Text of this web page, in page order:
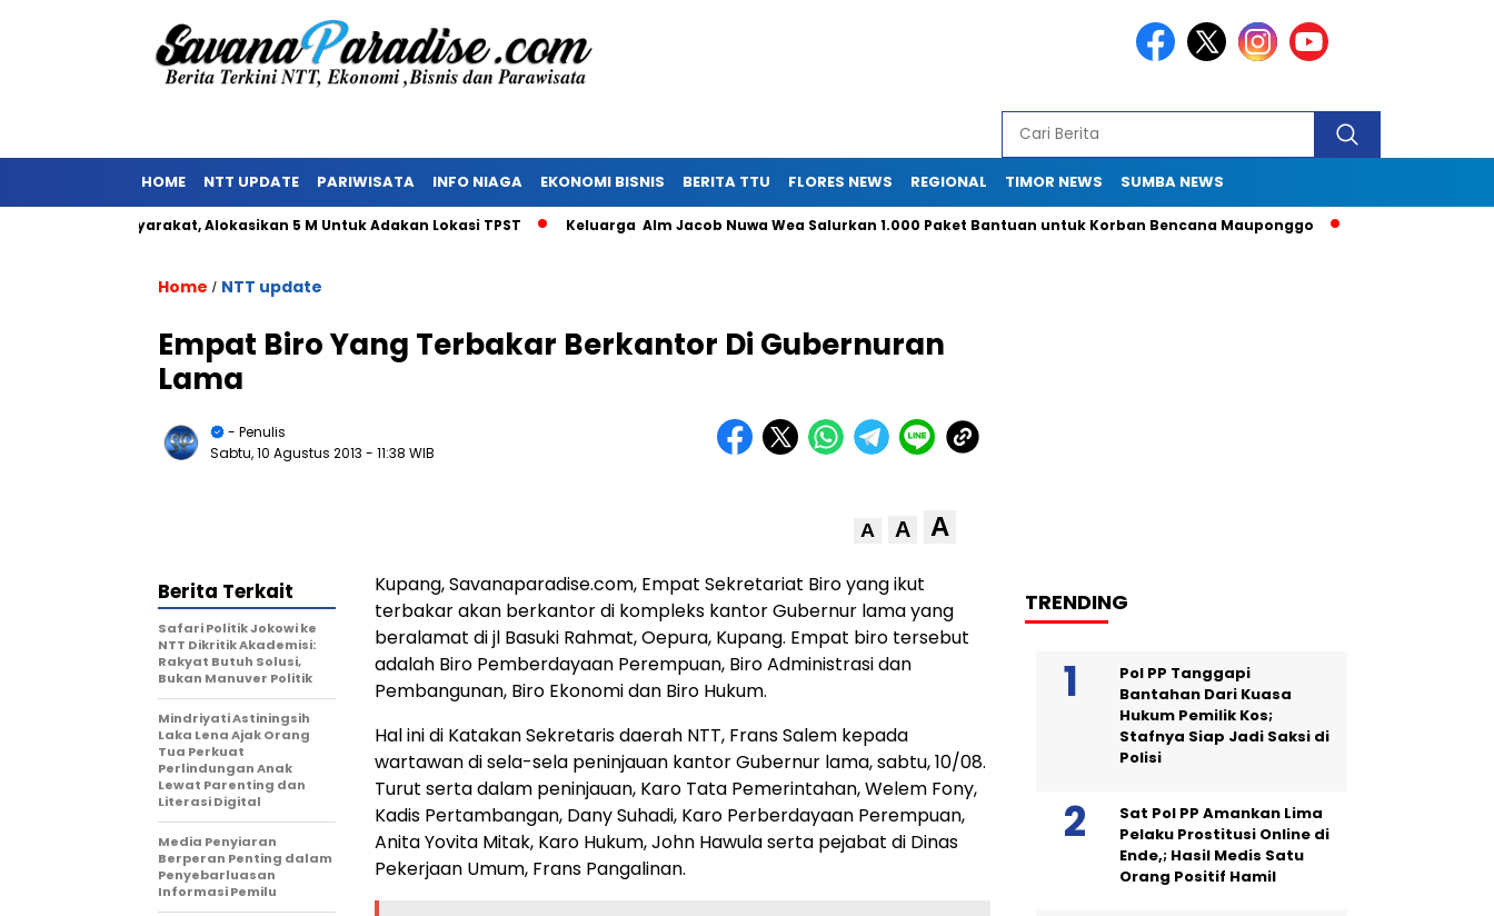
HOME NTT UPDATE PARIWISATA INFO NIAGA EKONOMI BISNIS BERITA TTU FLORES NEWS REGIONAL TIMOR NEWS SUMBA NEWS
Masyarakat, Alokasikan 5 M Untuk Adakan Lokasi TPST Keluarga Alm Jacob Nuwa Wea Salurkan 1.000 Paket Bantuan untuk Korban Bencana Mauponggo Drama Pergub 33:
Home / NTT update
Empat Biro Yang Terbakar Berkantor Di Gubernuran
Lama
- Penulis
Sabtu, 10 Agustus 2013 - 11:38 WIB
A A A
Kupang, Savanaparadise.com, Empat Sekretariat Biro yang ikut
terbakar akan berkantor di kompleks kantor Gubernur lama yang
beralamat di jl Basuki Rahmat, Oepura, Kupang. Empat biro tersebut
adalah Biro Pemberdayaan Perempuan, Biro Administrasi dan
Pembangunan, Biro Ekonomi dan Biro Hukum.
Hal ini di Katakan Sekretaris daerah NTT, Frans Salem kepada
wartawan di sela-sela peninjauan kantor Gubernur lama, sabtu, 10/08.
Turut serta dalam peninjauan, Karo Tata Pemerintahan, Welem Fony,
Kadis Pertambangan, Dany Suhadi, Karo Perberdayaan Perempuan,
Anita Yovita Mitak, Karo Hukum, John Hawula serta pejabat di Dinas
Pekerjaan Umum, Frans Pangalinan.
Berita Terkait
Safari Politik Jokowi ke
NTT Dikritik Akademisi:
Rakyat Butuh Solusi,
Bukan Manuver Politik
Mindriyati Astiningsih
Laka Lena Ajak Orang
Tua Perkuat
Perlindungan Anak
Lewat Parenting dan
Literasi Digital
Media Penyiaran
Berperan Penting dalam
Penyebarluasan
Informasi Pemilu
TRENDING
Pol PP Tanggapi
Bantahan Dari Kuasa
Hukum Pemilik Kos;
Stafnya Siap Jadi Saksi di
Polisi
Sat Pol PP Amankan Lima
Pelaku Prostitusi Online di
Ende,; Hasil Medis Satu
Orang Positif Hamil